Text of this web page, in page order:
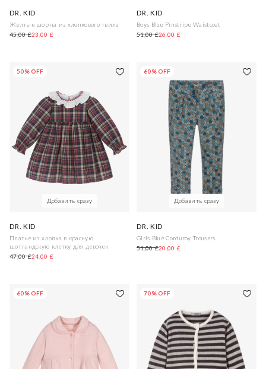
DR. KID
Желтые шорты из хлопкового твила
45,00 £23,00 £
DR. KID
Boys Blue Pinstripe Waistcoat
51,00 £26,00 £
50% OFF
Добавить сразу
DR. KID
Платье из хлопка в красную
шотландскую клетку для девочек
47,00 £24,00 £
60% OFF
Добавить сразу
DR. KID
Girls Blue Corduroy Trousers
51,00 £20,00 £
60% OFF 70% OFF